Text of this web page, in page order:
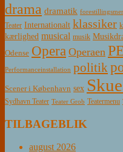
drama dramatik
Teater Internationalt klassiker
kærlighed musical musik
Odense Opera Operaen
Performanceinstallation politik
Scener i København sex
Sydhavn Teater Teater Grob Teatermenu
TILBAGEBLIK
august 2026